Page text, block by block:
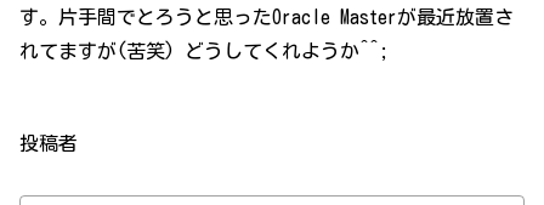
す。片手間でとろうと思ったOracle Masterが最近放置さ
れてますが(苦笑) どうしてくれようか^^;
投稿者